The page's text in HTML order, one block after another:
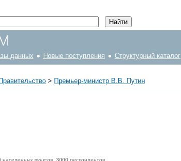
данных Новые поступления Структурный каталог
Правительство > Премьер-министр В.В. Путин
пунктов. 3000 респондентов.